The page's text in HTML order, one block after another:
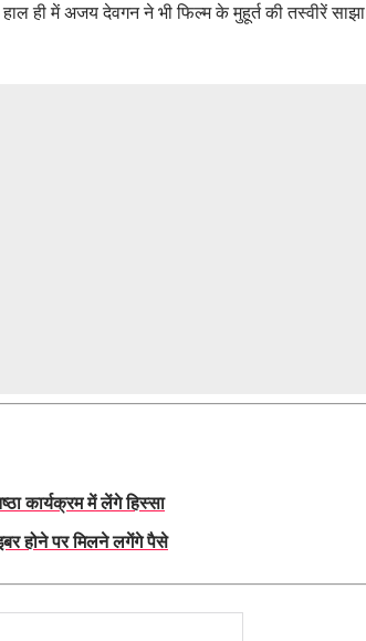
ही में अजय देवगन ने भी फिल्म के मुहूर्त की तस्वीरें साझा
कार्यक्रम में लेंगे हिस्सा
होने पर मिलने लगेंगे पैसे